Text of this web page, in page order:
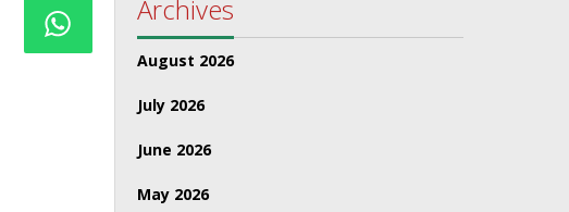
Archives
August 2026
July 2026
June 2026
May 2026